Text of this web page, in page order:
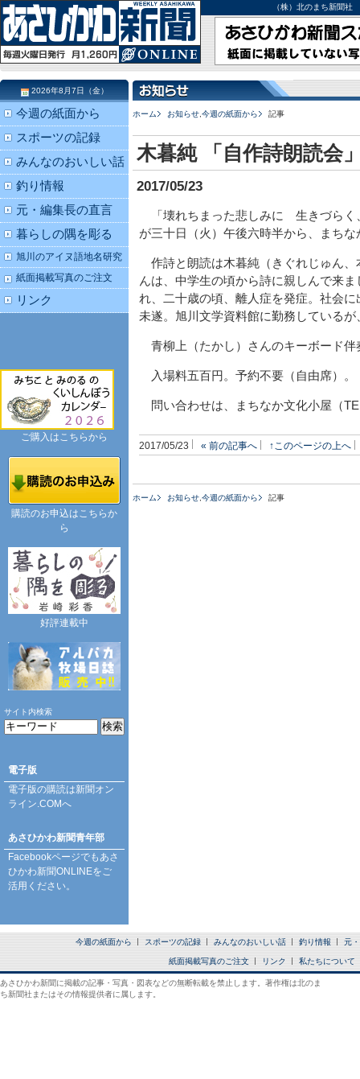
（株）北のまち新聞
ホーム お知らせ 今週の紙面から 記事
木暮純 「自作詩朗読会
2017/05/23
「壊れちまった悲しみに 生きづらく
が三十日（火）午後六時半から、まち
作詩と朗読は木暮純（きぐれじゅん、
んは、中学生の頃から詩に親しんで来
れ、二十歳の頃、離人症を発症。社会
未遂。旭川文学資料館に勤務している
青柳上（たかし）さんのキーボード伴
入場料五百円。予約不要（自由席）。
問い合わせは、まちなか文化小屋（
2017/05/23 « 前の記事へ ↑このページの上へ
ホーム お知らせ 今週の紙面から 記事
2026年8月7日（金）
今週の紙面から
スポーツの記録
みんなのおいしい話
釣り情報
元・編集長の直言
暮らしの隅を彫る
旭川のアイヌ語地名研究
紙面掲載写真のご注文
リンク
ご購入はこちらから
購読のお申込はこちらか
ら
好評連載中
サイト内検索
電子版
電子版の購読は新聞オン
ライン.COMへ
あさひかわ新聞青年部
Facebookページでもあさ
ひかわ新聞ONLINEをご
活用ください。
今週の紙面から スポーツの記録 みんなのおいしい話 釣り情報 元
紙面掲載写真のご注文 リンク 私たちについて
あさひかわ新聞に掲載の記事・写真・図表などの無断転載を禁止します。著作権は北のま
ち新聞社またはその情報提供者に属します。